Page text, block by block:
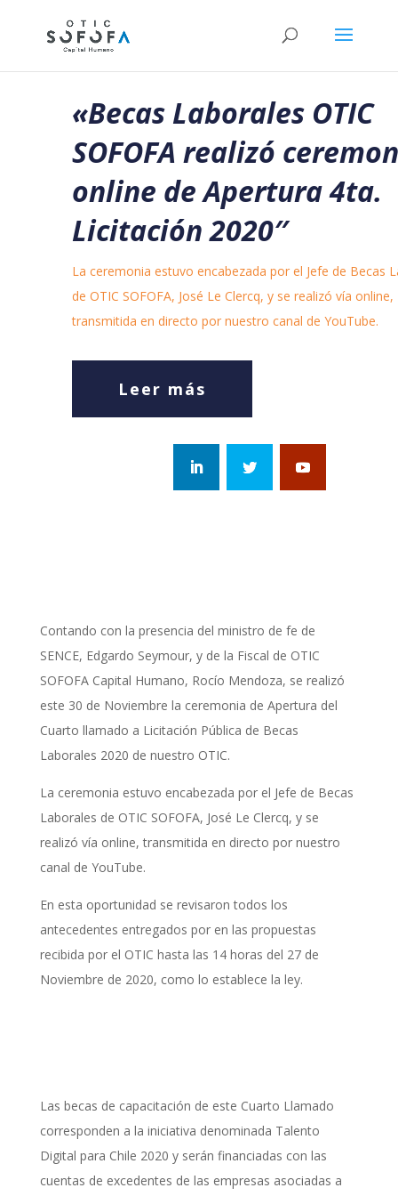
«Becas Laborales OTIC
SOFOFA realizó
online de Apertura 4ta.
Licitación 2020″
La ceremonia estuvo encabezada por el Jefe de Becas
de OTIC SOFOFA, José Le Clercq, y se realizó vía online,
transmitida en directo por nuestro canal de YouTube.
Leer más
Contando con la presencia del ministro de fe de
SENCE, Edgardo Seymour, y de la Fiscal de OTIC
SOFOFA Capital Humano, Rocío Mendoza, se realizó
este 30 de Noviembre la ceremonia de Apertura del
Cuarto llamado a Licitación Pública de Becas
Laborales 2020 de nuestro OTIC.
La ceremonia estuvo encabezada por el Jefe de Becas
Laborales de OTIC SOFOFA, José Le Clercq, y se
realizó vía online, transmitida en directo por nuestro
canal de YouTube.
En esta oportunidad se revisaron todos los
antecedentes entregados por en las propuestas
recibida por el OTIC hasta las 14 horas del 27 de
Noviembre de 2020, como lo establece la ley.
Las becas de capacitación de este Cuarto Llamado
corresponden a la iniciativa denominada Talento
Digital para Chile 2020 y serán financiadas con las
cuentas de excedentes de las empresas asociadas a